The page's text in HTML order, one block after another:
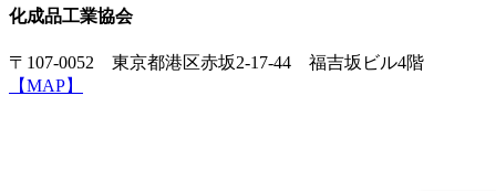
化成品工業協会
〒107-0052 東京都港区赤坂2-17-44 福吉坂ビル4階
【MAP】